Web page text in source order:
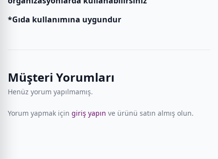
*Gıda kullanımına uygundur
Müşteri Yorumları
Henüz yorum yapılmamış.
Yorum yapmak için giriş yapın ve ürünü satın almış olun.